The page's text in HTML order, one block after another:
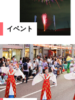
南会津町
会津若松市
新潟県
イベント